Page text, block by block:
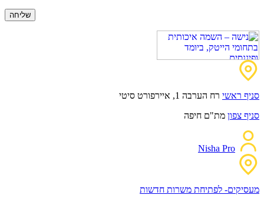
סניף ראשי רח הערבה 1, איירפורט סיטי
סניף צפון מת"ם חיפה
Nisha Pro
מעסיקים- לפתיחת משרות חדשות